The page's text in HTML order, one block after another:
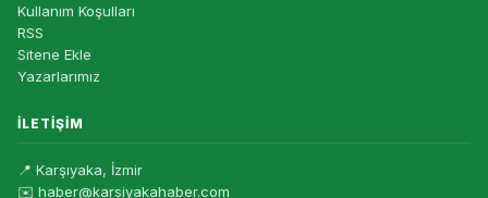
Kullanım Koşulları
RSS
Sitene Ekle
Yazarlarımız
İLETIŞIM
📍 Karşıyaka, İzmir
✉️ haber@karsiyakahaber.com